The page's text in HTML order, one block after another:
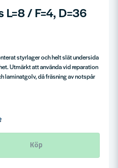
/ F=4, D=36
styrlager och helt slät undersida
Utmärkt att använda vid reparation
laminatgolv, då fräsning av notspår
Köp